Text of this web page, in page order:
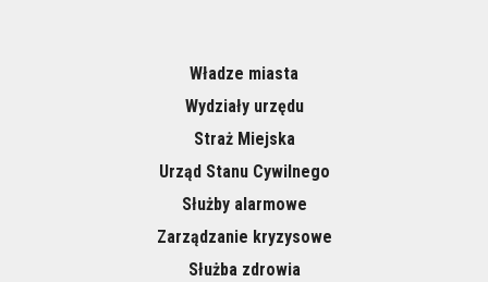
Władze miasta
Wydziały urzędu
Straż Miejska
Urząd Stanu Cywilnego
Służby alarmowe
Zarządzanie kryzysowe
Służba zdrowia